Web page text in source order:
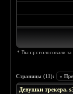
* Вы проголосовали за
Страницы (11): «
Девушки трекера.